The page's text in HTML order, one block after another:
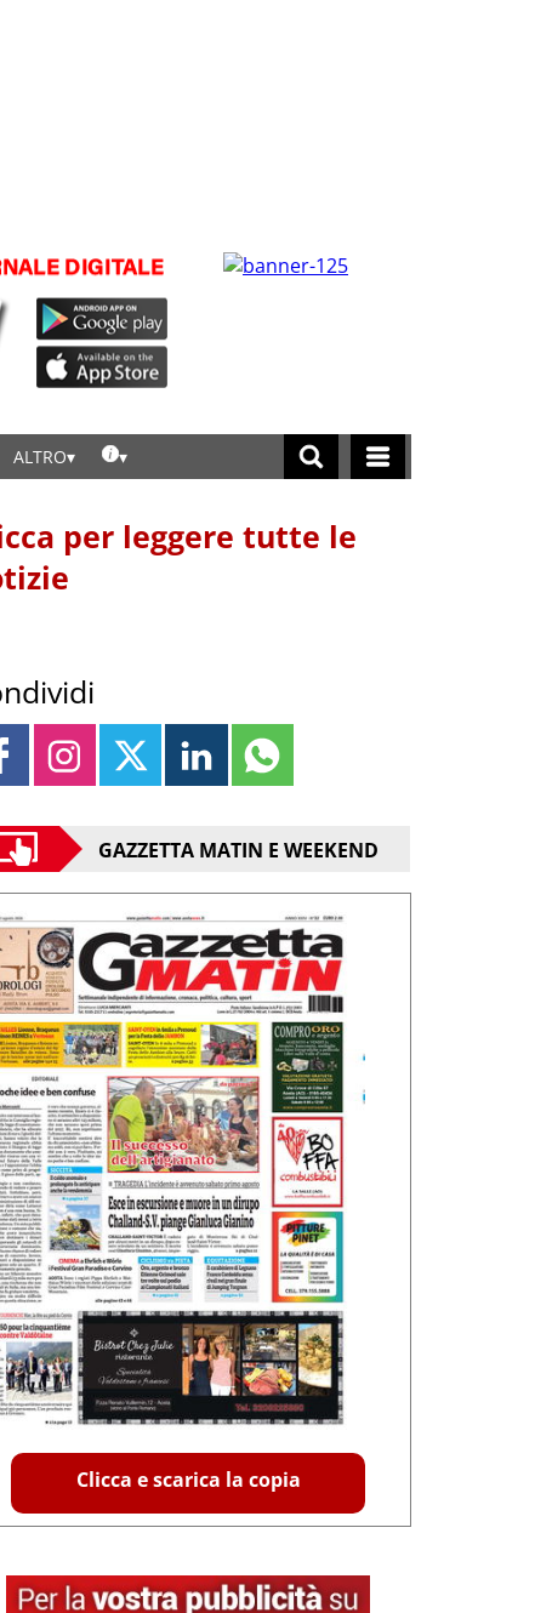
ALTRO
per leggere tutte le
GAZZETTA MATIN E WEEKEND
Clicca e scarica la copia